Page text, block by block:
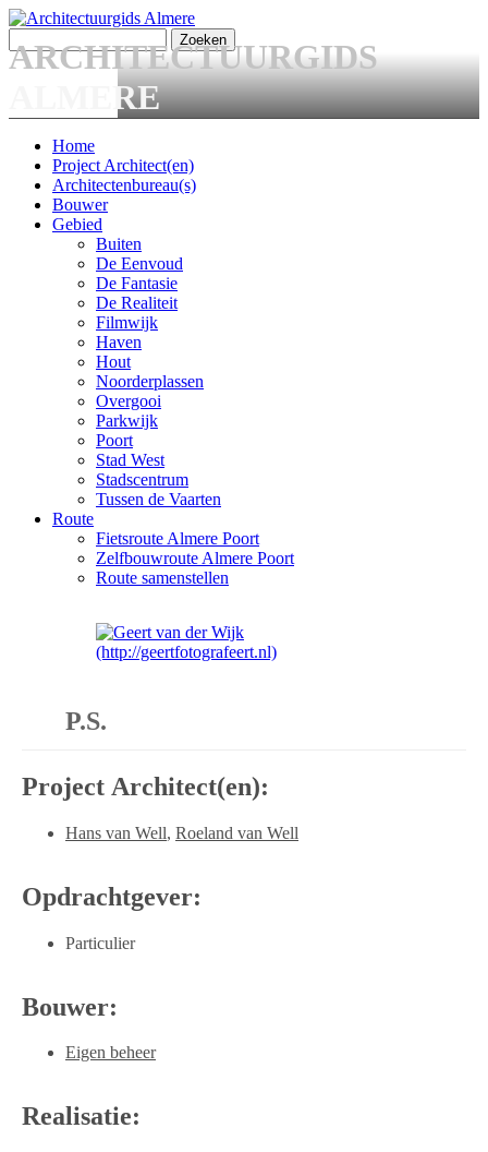
Overslaan en naar de algemene inhoud gaan
Zoekveld
ARCHITECTUURGIDS
ALMERE
Main menu
Home
Project Architect(en)
Architectenbureau(s)
Bouwer
Gebied
Buiten
De Eenvoud
De Fantasie
De Realiteit
Filmwijk
Haven
Hout
Noorderplassen
Overgooi
Parkwijk
Poort
Stad West
Stadscentrum
Tussen de Vaarten
Route
Fietsroute Almere Poort
Zelfbouwroute Almere Poort
Route samenstellen
P.S.
Project Architect(en):
Hans van Well, Roeland van Well
Opdrachtgever:
Particulier
Bouwer:
Eigen beheer
Realisatie: